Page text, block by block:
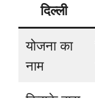
दिल्ली
योजना का
नाम